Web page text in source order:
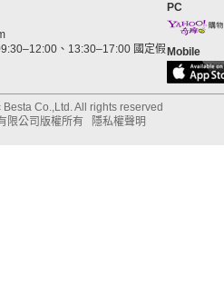
、13:30–17:00 國定假
PC
Mobile
Co.,Ltd. All rights reserved
限公司版權所有
隱私權聲明